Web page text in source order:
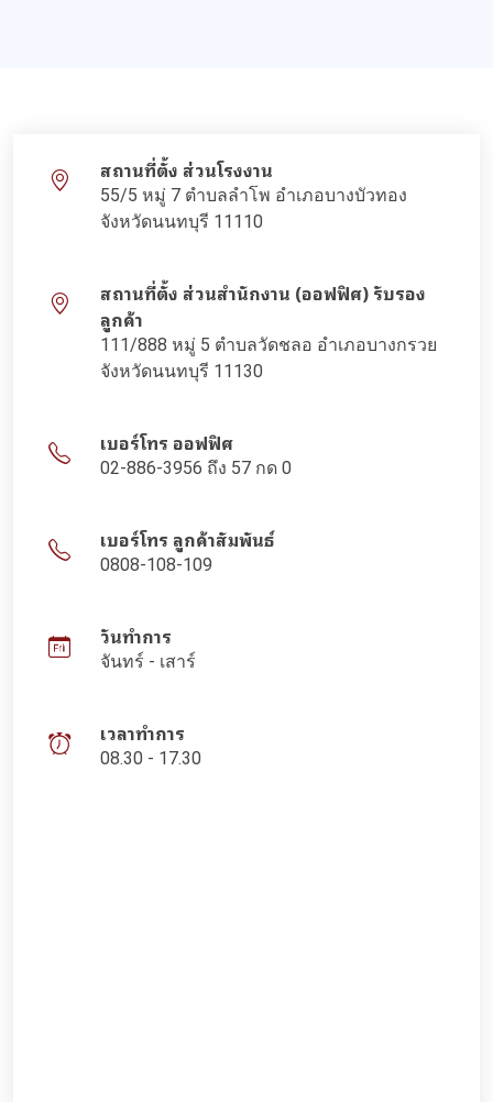
สถานที่ตั้ง ส่วนโรงงาน
55/5 หมู่ 7 ตำบลลำโพ อำเภอบางบัวทอง
จังหวัดนนทบุรี 11110
สถานที่ตั้ง ส่วนสำนักงาน (ออฟฟิศ) รับรอง
ลูกค้า
111/888 หมู่ 5 ตำบลวัดชลอ อำเภอบางกรวย
จังหวัดนนทบุรี 11130
เบอร์โทร ออฟฟิศ
02-886-3956 ถึง 57 กด 0
เบอร์โทร ลูกค้าสัมพันธ์
0808-108-109
วันทำการ
จันทร์ - เสาร์
เวลาทำการ
08.30 - 17.30